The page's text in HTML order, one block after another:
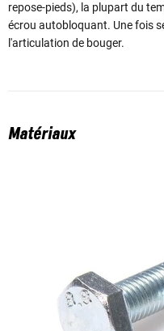
repose-pieds), la plupart du
écrou autobloquant. Une fois
l'articulation de bouger.
Matériaux